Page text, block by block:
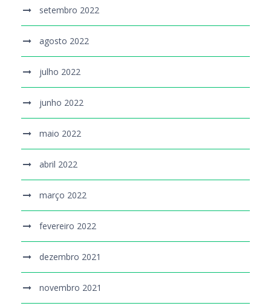
setembro 2022
agosto 2022
julho 2022
junho 2022
maio 2022
abril 2022
março 2022
fevereiro 2022
dezembro 2021
novembro 2021